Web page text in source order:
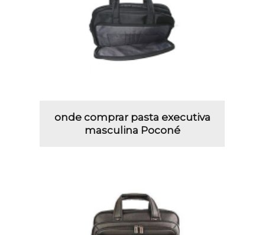
onde comprar pasta executiva
masculina Poconé